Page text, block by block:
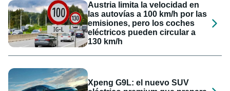
Austria limita la velocidad en
las autovías a 100 km/h por las
emisiones, pero los coches
eléctricos pueden circular a
130 km/h
Xpeng G9L: el nuevo SUV